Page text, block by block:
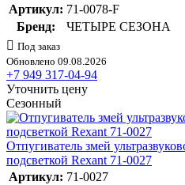
Артикул: 71-0078-F
Бренд:
ЧЕТЫРЕ СЕЗОНА
Под заказ
Обновлено 09.08.2026
+7 949 317-04-94
Уточнить цену
Сезонный
Отпугиватель змей
подсветкой Rexant 71-0027
Артикул: 71-0027